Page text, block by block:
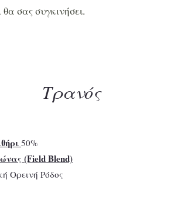
σας συγκινήσει.
Τρανός
50%
(Field Blend)
Ορεινή Ρόδος